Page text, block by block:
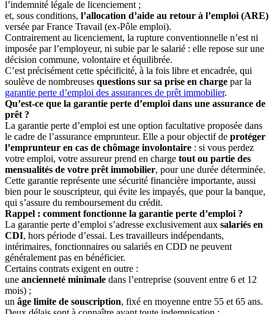
l’indemnité légale de licenciement ;
et, sous conditions, l’allocation d’aide au retour à l’emploi (ARE)
versée par France Travail (ex-Pôle emploi).
Contrairement au licenciement, la rupture conventionnelle n’est ni
imposée par l’employeur, ni subie par le salarié : elle repose sur une
décision commune, volontaire et équilibrée.
C’est précisément cette spécificité, à la fois libre et encadrée, qui
soulève de nombreuses questions sur sa prise en charge par la
garantie perte d’emploi des assurances de prêt immobilier.
Qu’est-ce que la garantie perte d’emploi dans une assurance de
prêt ?
La garantie perte d’emploi est une option facultative proposée dans
le cadre de l’assurance emprunteur. Elle a pour objectif de protéger
l’emprunteur en cas de chômage involontaire : si vous perdez
votre emploi, votre assureur prend en charge tout ou partie des
mensualités de votre prêt immobilier, pour une durée déterminée.
Cette garantie représente une sécurité financière importante, aussi
bien pour le souscripteur, qui évite les impayés, que pour la banque,
qui s’assure du remboursement du crédit.
Rappel : comment fonctionne la garantie perte d’emploi ?
La garantie perte d’emploi s’adresse exclusivement aux salariés en
CDI, hors période d’essai. Les travailleurs indépendants,
intérimaires, fonctionnaires ou salariés en CDD ne peuvent
généralement pas en bénéficier.
Certains contrats exigent en outre :
une ancienneté minimale dans l’entreprise (souvent entre 6 et 12
mois) ;
un âge limite de souscription, fixé en moyenne entre 55 et 65 ans.